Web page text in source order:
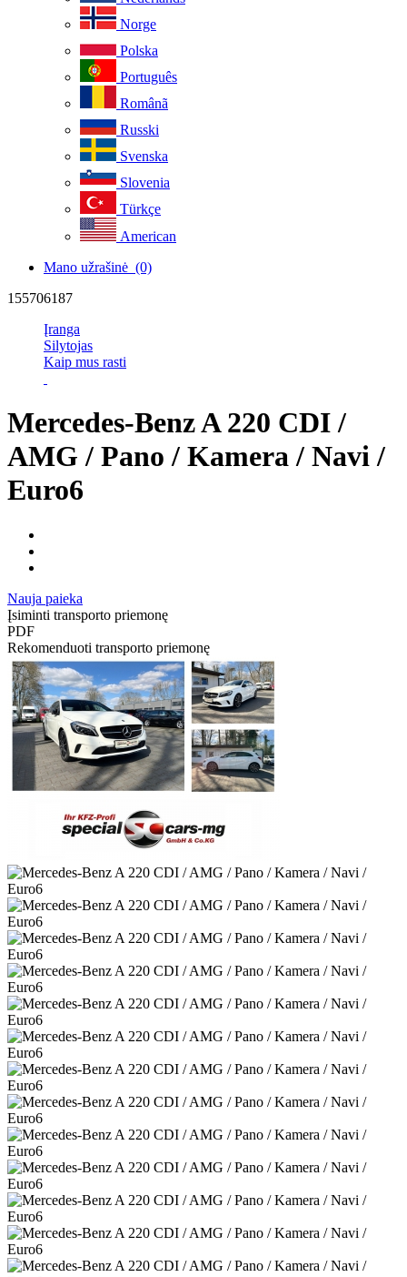
Norge
Polska
Português
Românã
Russki
Svenska
Slovenia
Türkçe
American
Mano užrašinė (0)
155706187
Įranga
Silytojas
Kaip mus rasti
Mercedes-Benz A 220 CDI /
AMG / Pano / Kamera / Navi /
Euro6
Nauja paieka
Įsiminti transporto priemonę
PDF
Rekomenduoti transporto priemonę